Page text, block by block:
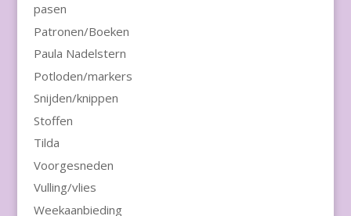
pasen
Patronen/Boeken
Paula Nadelstern
Potloden/markers
Snijden/knippen
Stoffen
Tilda
Voorgesneden
Vulling/vlies
Weekaanbieding